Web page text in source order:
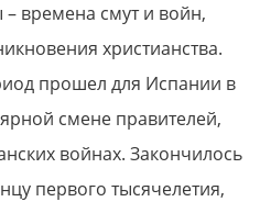
времена смут и войн,
христианства.
прошел для Испании в
смене правителей,
войнах. Закончилось
первого тысячелетия,